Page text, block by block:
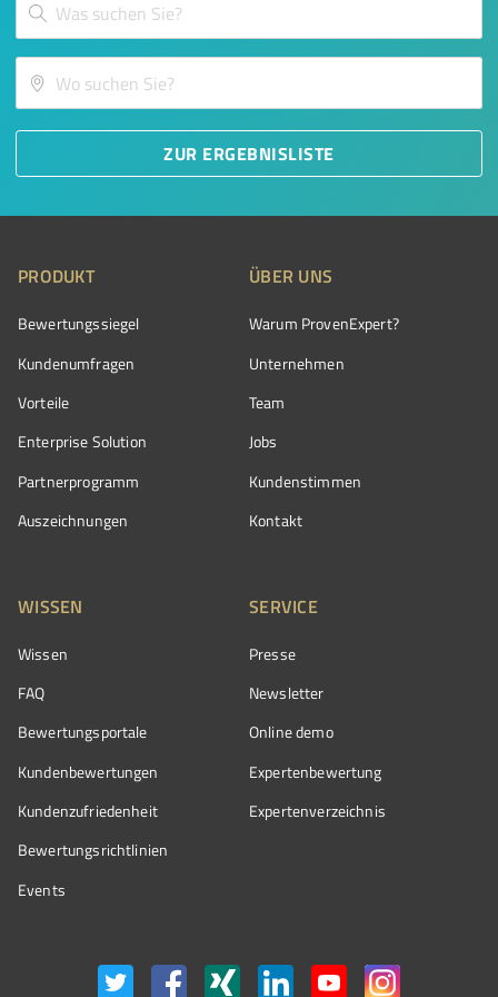
ZUR ERGEBNISLISTE
PRODUKT
Bewertungssiegel
Kundenumfragen
Vorteile
Enterprise Solution
Partnerprogramm
Auszeichnungen
ÜBER UNS
Warum ProvenExpert?
Unternehmen
Team
Jobs
Kundenstimmen
Kontakt
WISSEN
Wissen
FAQ
Bewertungsportale
Kundenbewertungen
Kundenzufriedenheit
Bewertungs­richtlinien
Events
SERVICE
Presse
Newsletter
Online demo
Expertenbewertung
Expertenverzeichnis